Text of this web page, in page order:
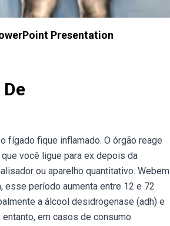
Presentation
fígado fique inflamado. O órgão reage
você ligue para ex depois da
ou aparelho quantitativo. Webem
esse período aumenta entre 12 e 72
a álcool desidrogenase (adh) e
em casos de consumo